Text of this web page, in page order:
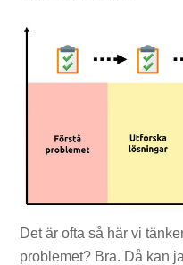
Det är ofta så här vi
problemet? Bra. Då kan